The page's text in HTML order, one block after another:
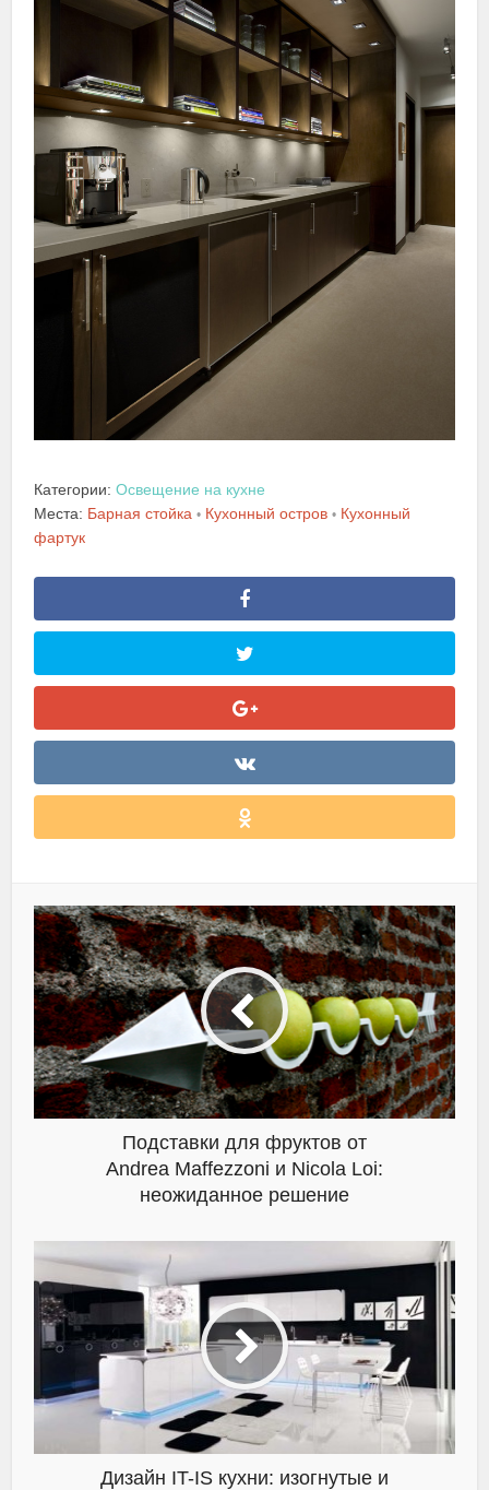
Категории:Освещение на кухне
Места: Барная стойка • Кухонный остров • Кухонный
фартук
Подставки для фруктов от
Andrea Maffezzoni и Nicola Loi:
неожиданное решение
Дизайн IT-IS кухни: изогнутые и